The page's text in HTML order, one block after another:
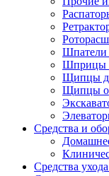
Шпатели
Шприцы
Щипцы
Щипцы
Средства и
Средства